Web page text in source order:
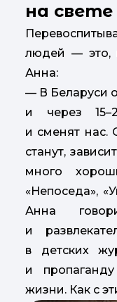
на
людей — это,
Анна:
— В Беларуси
и через
и сменят нас.
станут,
много
«Непоседа»,
Анна
и
в детских
и
жизни. Как с